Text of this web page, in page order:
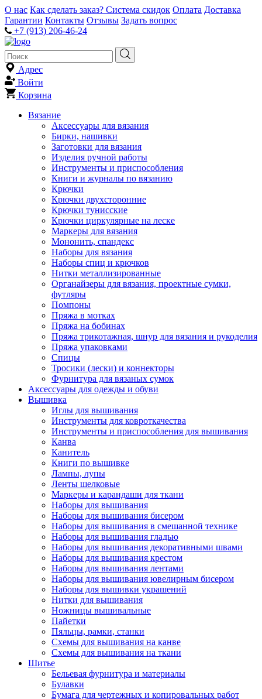
О нас Как сделать заказ? Система скидок Оплата Доставка
Гарантии Контакты Отзывы Задать вопрос
+7 (913) 206-46-24
Адрес
Войти
Корзина
Вязание
Аксессуары для вязания
Бирки, нашивки
Заготовки для вязания
Изделия ручной работы
Инструменты и приспособления
Книги и журналы по вязанию
Крючки
Крючки двухсторонние
Крючки тунисские
Крючки циркулярные на леске
Маркеры для вязания
Мононить, спандекс
Наборы для вязания
Наборы спиц и крючков
Нитки металлизированные
Органайзеры для вязания, проектные сумки,
футляры
Помпоны
Пряжа в мотках
Пряжа на бобинах
Пряжа трикотажная, шнур для вязания и рукоделия
Пряжа упаковками
Спицы
Тросики (лески) и коннекторы
Фурнитура для вязаных сумок
Аксессуары для одежды и обуви
Вышивка
Иглы для вышивания
Инструменты для ковроткачества
Инструменты и приспособления для вышивания
Канва
Канитель
Книги по вышивке
Лампы, лупы
Ленты шелковые
Маркеры и карандаши для ткани
Наборы для вышивания
Наборы для вышивания бисером
Наборы для вышивания в смешанной технике
Наборы для вышивания гладью
Наборы для вышивания декоративными швами
Наборы для вышивания крестом
Наборы для вышивания лентами
Наборы для вышивания ювелирным бисером
Наборы для вышивки украшений
Нитки для вышивания
Ножницы вышивальные
Пайетки
Пяльцы, рамки, станки
Схемы для вышивания на канве
Схемы для вышивания на ткани
Шитье
Бельевая фурнитура и материалы
Булавки
Бумага для чертежных и копировальных работ